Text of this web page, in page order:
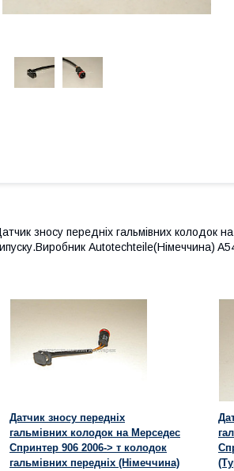
зносу передніх гальмівних
Autotechteile(Німеччина)
Датчик зносу передніх
гальмівних колодок на Мерседес
Спринтер 906 2006-> т колодок
гальмівних передніх (Німеччина)